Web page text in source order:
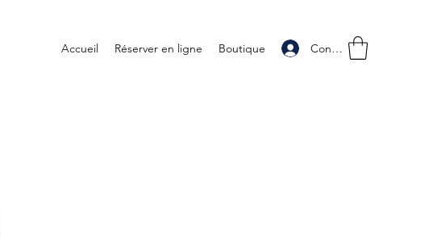
Connexion
Accueil Réserver en ligne Boutique